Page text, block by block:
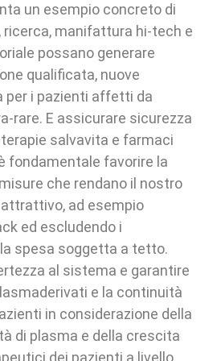
un esempio concreto di
ricerca, manifattura hi-tech e
possano generare
qualificata, nuove
per i pazienti affetti da
rare. E assicurare sicurezza
salvavita e farmaci
fondamentale favorire la
che rendano il nostro
ad esempio
ed escludendo i
spesa soggetta a tetto.
al sistema e garantire
e la continuità
in considerazione della
di plasma e della crescita
dei pazienti a livello